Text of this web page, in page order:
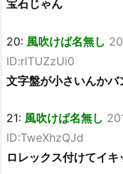
宝石じゃん
20: 風吹けば名無し
ID:rlTUZzUi0
文字盤が小さいんか
21: 風吹けば名無し
ID:TweXhzQJd
ロレックス付けてイ